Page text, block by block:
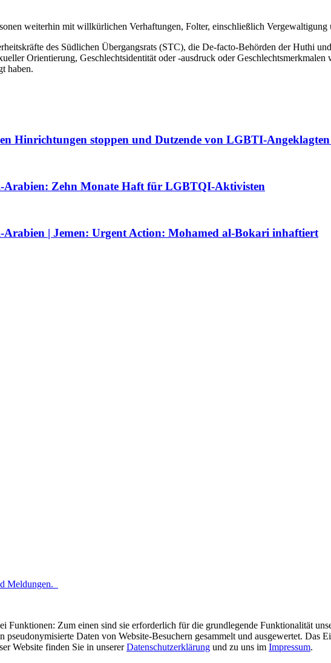
weiterhin mit willkürlichen Verhaftungen, Folter, einschließlich Vergewaltigung
des Südlichen Übergangsrats (STC), die De-facto-Behörden der Huthi
Orientierung, Geschlechtsidentität oder -ausdruck oder
haben.
Hinrichtungen stoppen und Dutzende von LGBTI-Angeklagten
Arabien: Zehn Monate Haft für LGBTQI-Aktivisten
Arabien | Jemen: Urgent Action: Mohamed al-Bokari inhaftiert
Meldungen.
Funktionen: Zum einen sind sie erforderlich für die grundlegende Funktionalität
Daten von Website-Besuchern gesammelt und ausgewertet. Das
Website finden Sie in unsererDatenschutzerklärung und zu uns im Impressum.